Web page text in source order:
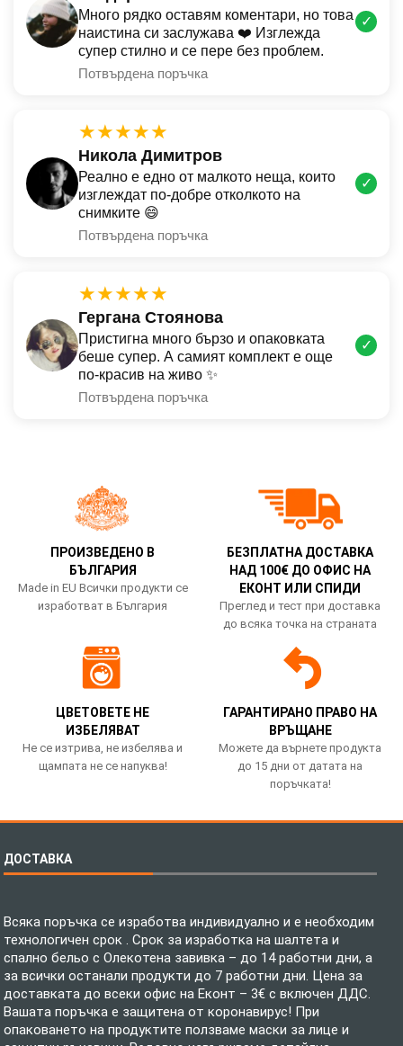
Много рядко оставям коментари, но това
наистина си заслужава ❤️ Изглежда
супер стилно и се пере без проблем.
Потвърдена поръчка
✓
★★★★★
Никола Димитров
Реално е едно от малкото неща, които
изглеждат по-добре отколкото на
снимките 😄
Потвърдена поръчка
✓
★★★★★
Гергана Стоянова
Пристигна много бързо и опаковката
беше супер. А самият комплект е още
по-красив на живо ✨
Потвърдена поръчка
✓
ПРОИЗВЕДЕНО В
БЪЛГАРИЯ
Made in EU Всички продукти се
изработват в България
БЕЗПЛАТНА ДОСТАВКА
НАД 100€ ДО ОФИС НА
ЕКОНТ ИЛИ СПИДИ
Преглед и тест при доставка
до всяка точка на страната
ЦВЕТОВЕТЕ НЕ
ИЗБЕЛЯВАТ
Не се изтрива, не избелява и
щампата не се напуква!
ГАРАНТИРАНО ПРАВО НА
ВРЪЩАНЕ
Можете да върнете продукта
до 15 дни от датата на
поръчката!
ДОСТАВКА
Всяка поръчка се изработва индивидуално и е необходим
технологичен срок . Срок за изработка на шалтета и
спално бельо с Олекотена завивка – до 14 работни дни, а
за всички останали продукти до 7 работни дни. Цена за
доставката до всеки офис на Еконт – 3€ с включен ДДС.
Вашата поръчка е защитена от коронавирус! При
опаковането на продуктите ползваме маски за лице и